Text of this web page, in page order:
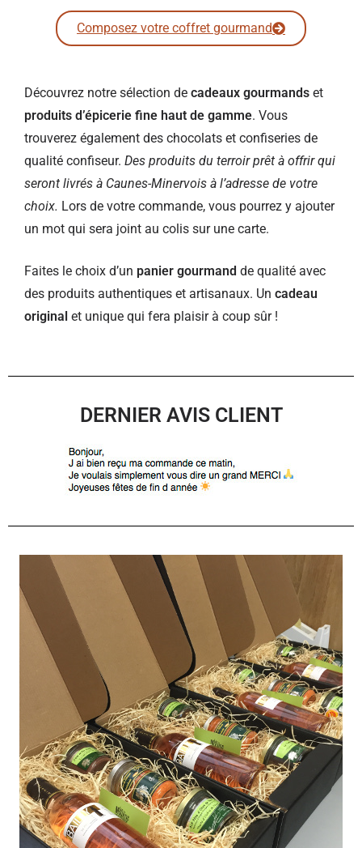
Composez votre coffret gourmand
Découvrez notre sélection de cadeaux gourmands et
produits d’épicerie fine haut de gamme. Vous
trouverez également des chocolats et confiseries de
qualité confiseur. Des produits du terroir prêt à offrir qui
seront livrés à Caunes-Minervois à l’adresse de votre
choix. Lors de votre commande, vous pourrez y ajouter
un mot qui sera joint au colis sur une carte.
Faites le choix d’un panier gourmand de qualité avec
des produits authentiques et artisanaux. Un cadeau
original et unique qui fera plaisir à coup sûr !
DERNIER AVIS CLIENT